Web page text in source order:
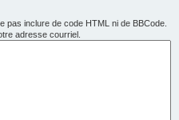
inclure de code HTML ni de BBCode.
adresse courriel.